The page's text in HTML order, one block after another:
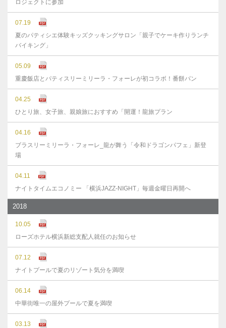
ロジェクトに参加
07.19
夏のパティシエ体験キッズクッキングサロン「親子でケーキ作りランチ
バイキング」
05.09
重慶飯店とパティスリーミリーラ・フォーレが初コラボ！番餅パン
04.25
ひとり旅、女子旅、親娘旅におすすめ「開運！龍旅プラン
04.16
ブラスリーミリーラ・フォーレ_龍が舞う「令和ドラゴンパフェ」新登
場
04.11
ナイトタイムエコノミー 「横浜JAZZ-NIGHT」毎週金曜日再開へ
2018
10.05
ローズホテル横浜新総支配人就任のお知らせ
07.12
ナイトプールで夏のリゾート気分を満喫
06.14
中華街唯一の屋外プールで夏を満喫
03.13